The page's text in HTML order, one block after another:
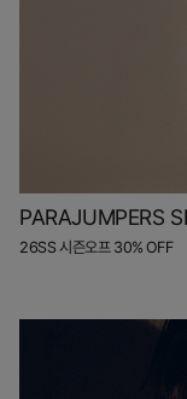
PARAJUMPERS
26SS 시즌오프 30% OFF